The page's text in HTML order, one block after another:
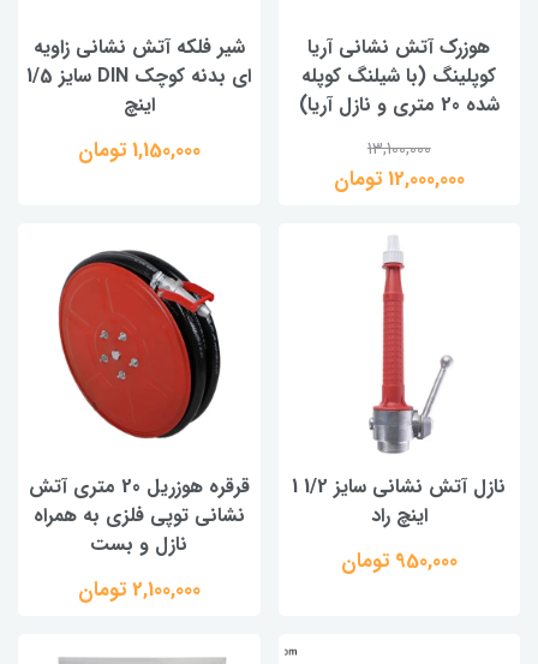
هوزرک آتش نشانی آریا
کوپلینگ (با شیلنگ کوپله
شده 20 متری و نازل آریا)
13,100,000
12,000,000 تومان
شیر فلکه آتش نشانی زاویه
ای بدنه کوچک DIN سایز 1/5
اینچ
1,150,000 تومان
نازل آتش نشانی سایز 1/2 1
اینچ راد
950,000 تومان
قرقره هوزریل 20 متری آتش
نشانی توپی فلزی به همراه
نازل و بست
2,100,000 تومان